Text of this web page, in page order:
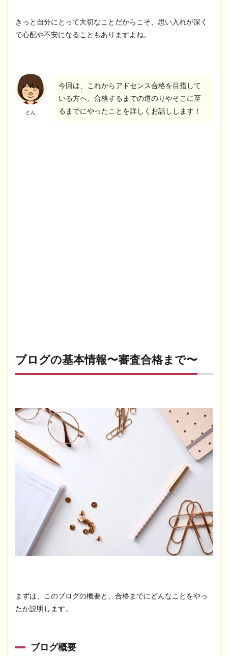
きっと自分にとって大切なことだからこそ、思い入れが深く
て心配や不安になることもありますよね。
とん
今回は、これからアドセンス合格を目指して
いる方へ、合格するまでの道のりやそこに至
るまでにやったことを詳しくお話しします！
ブログの基本情報〜審査合格まで〜
まずは、このブログの概要と、合格までにどんなことをやっ
たか説明します。
ブログ概要